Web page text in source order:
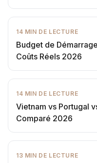
14 MIN DE LECTURE
Budget de
Coûts Réels 2026
14 MIN DE LECTURE
Vietnam vs Portugal
Comparé 2026
13 MIN DE LECTURE